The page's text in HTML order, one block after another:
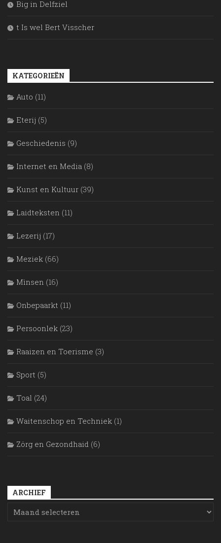
Big in Delfziel
t Is wel Bert Visscher
KATEGORIEËN
Auto (11)
Eterij (5)
Geschiedenis (9)
Internet en Media (8)
Kunst en Kultuur (39)
Laidteksten (11)
Lezerij (17)
Meziek (66)
Mìnsen (16)
Onbepaarkt (11)
Persoonlek (23)
Raaizen en Toerisme (3)
Sport (5)
Toal (24)
Waitenschop en Techniek (1)
Zörg en Gezondhaid (6)
ARCHIEF